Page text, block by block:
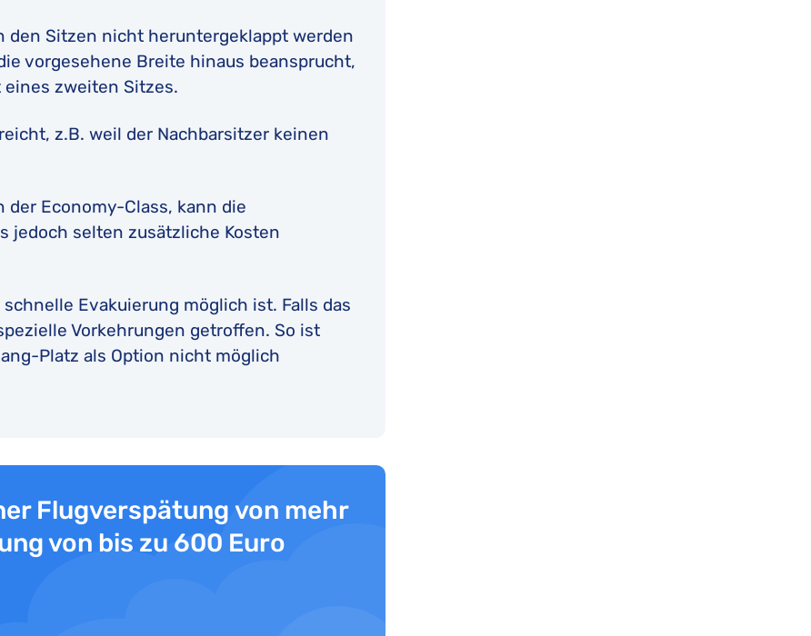
den Sitzen nicht heruntergeklappt werden
vorgesehene Breite hinaus beansprucht,
zweiten Sitzes.
z.B. weil der Nachbarsitzer keinen
der Economy-Class, kann die
jedoch selten zusätzliche Kosten
Evakuierung möglich ist. Falls das
Vorkehrungen getroffen. So ist
Platz als Option nicht möglich
Flugverspätung von mehr
von bis zu 600 Euro